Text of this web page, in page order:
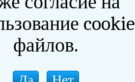
cookie
файлов.